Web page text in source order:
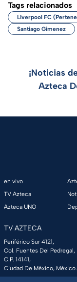
Tags relacionados
Liverpool FC
Santiago Gimenez
¡Noticias
Azteca
en vivo
TV Azteca
Azteca UNO
TV AZTECA
Periférico Sur 4121,
Col. Fuentes Del Pedregal,
C.P. 14141,
Ciudad De México, México.